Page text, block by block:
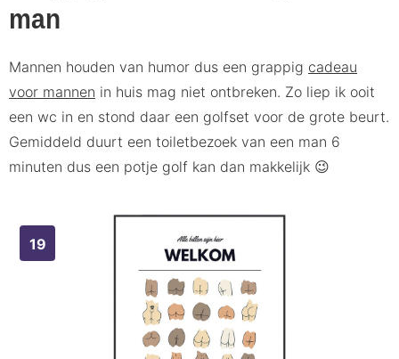
man
Mannen houden van humor dus een grappig cadeau
voor mannen in huis mag niet ontbreken. Zo liep ik ooit
een wc in en stond daar een golfset voor de grote beurt.
Gemiddeld duurt een toiletbezoek van een man 6
minuten dus een potje golf kan dan makkelijk 😉